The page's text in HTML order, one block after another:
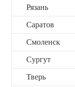
Рязань
Саратов
Смоленск
Сургут
Тверь